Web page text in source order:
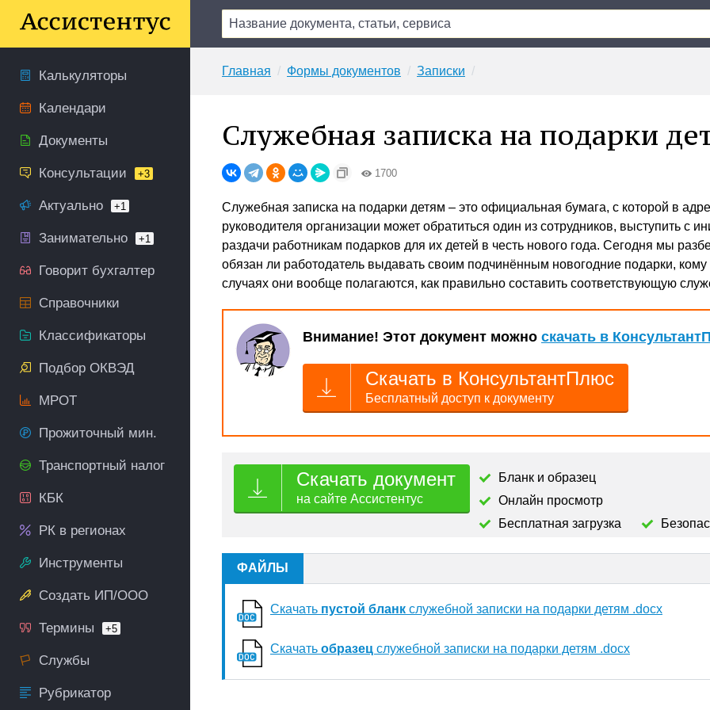
Калькуляторы
Календари
Документы
Консультации +3
Актуально +1
Занимательно +1
Говорит бухгалтер
Справочники
Классификаторы
Подбор ОКВЭД
МРОТ
Прожиточный мин.
Транспортный налог
КБК
РК в регионах
Инструменты
Создать ИП/ООО
Термины +5
Службы
Рубрикатор
Главная Формы документов Записки
Служебная записка на подарки
1700
Служебная записка на подарки детям – это официальная бумага, с которой в
руководителя организации может обратиться один из сотрудников, выступить с
раздачи работникам подарков для их детей в честь нового года. Сегодня мы
обязан ли работодатель выдавать своим подчинённым новогодние подарки, кому
случаях они вообще полагаются, как правильно составить соответствующую
Внимание! Этот документ можно скачать в
Скачать в КонсультантПлюс
Бесплатный доступ к документу
Скачать документ
на сайте Ассистентус
Бланк и образец
Онлайн просмотр
Бесплатная загрузка
ФАЙЛЫ
Скачать пустой бланк служебной записки на подарки детям .docx
Скачать образец служебной записки на подарки детям .docx